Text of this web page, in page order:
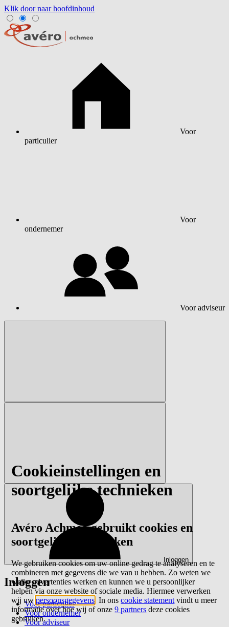
Klik door naar hoofdinhoud
Voor
particulier
Voor
ondernemer
Voor adviseur
Inloggen
Inloggen
Voor particulier
Voor ondernemer
Voor adviseur
Cookieinstellingen en
soortgelijke technieken
Avéro Achmea gebruikt cookies en
soortgelijke technieken
We gebruiken cookies om uw online gedrag te analyseren en te
combineren met gegevens die we van u hebben. Zo weten we
welke advertenties werken en kunnen we u persoonlijker
helpen via onze website of sociale media. Hiermee verwerken
wij uwpersoonsgegevens . In onscookie statement vindt u meer
informatie over hoe wij of onze9 partners deze cookies
gebruiken.